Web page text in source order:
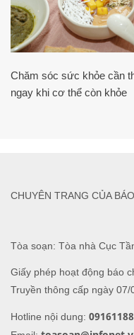
Chăm sóc sức khỏe cần
ngay khi cơ thể còn khỏe
Tòa soạn: Tòa nhà Cục
Giấy phép hoạt động báo
Truyền thông cấp ngày 07/
Hotline nội dung:
CHUYÊN TRANG CỦA BÁO